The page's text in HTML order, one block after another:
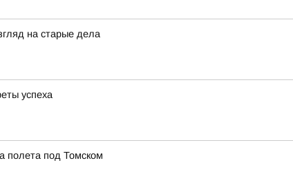
на старые дела
успеха
полета под Томском